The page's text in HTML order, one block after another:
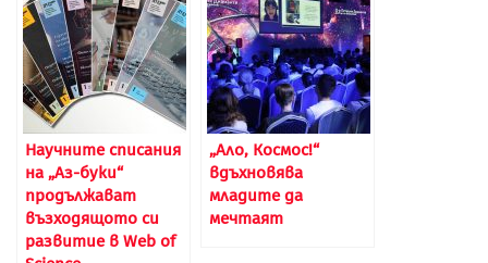
Научните списания
на „Аз-буки“
продължават
възходящото си
развитие в Web of
„Ало, Космос!“
вдъхновява
младите да
мечтаят